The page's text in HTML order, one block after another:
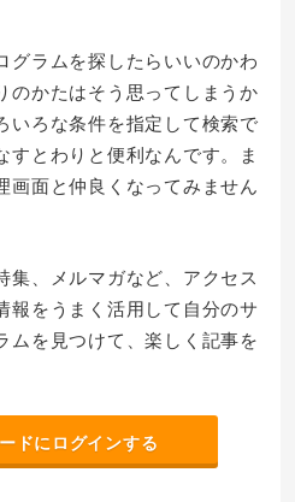
グラムを探したらいいのかわ
かたはそう思ってしまうか
いろな条件を指定して検索で
すとわりと便利なんです。ま
画面と仲良くなってみません
集、メルマガなど、アクセス
報をうまく活用して自分のサ
ムを見つけて、楽しく記事を
ドにログインする